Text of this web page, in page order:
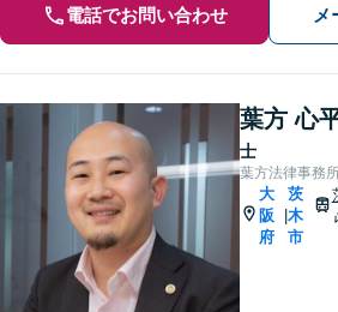
電話でお問い合わせ メ
葉方 心
士
葉方法律事務
大
阪
府
茨
木
市